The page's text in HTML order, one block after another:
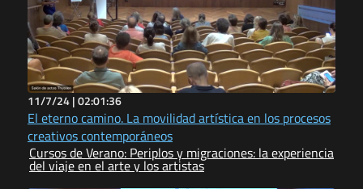
11/7/24 |02:01:36
El eterno camino. La movilidad artística en los procesos
creativos contemporáneos
Cursos de Verano: Periplos y migraciones: la experiencia
del viaje en el arte y los artistas